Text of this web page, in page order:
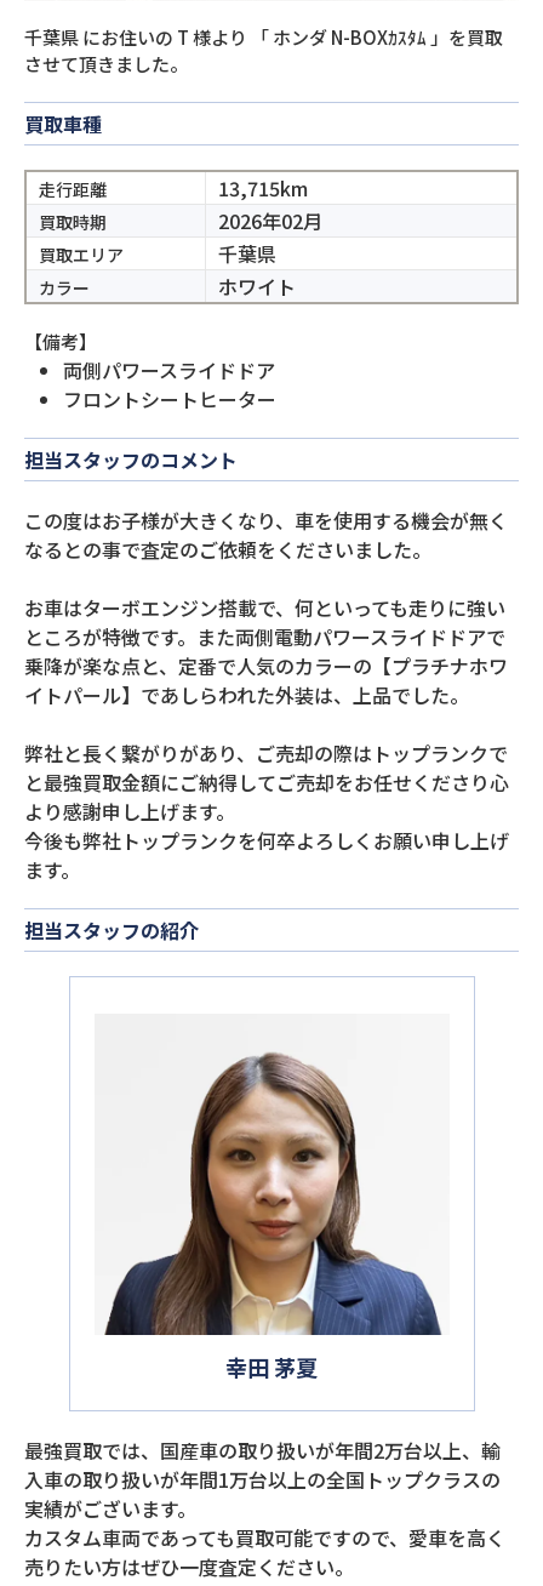
千葉県にお住いの T様より 「ホンダ N-BOXｶｽﾀﾑ 」を買取
させて頂きました。
買取車種
走行距離 13,715km
買取時期 2026年02月
買取エリア 千葉県
カラー ホワイト
【備考】
両側パワースライドドア
フロントシートヒーター
担当スタッフのコメント
この度はお子様が大きくなり、車を使用する機会が無く
なるとの事で査定のご依頼をくださいました。
お車はターボエンジン搭載で、何といっても走りに強い
ところが特徴です。また両側電動パワースライドドアで
乗降が楽な点と、定番で人気のカラーの【プラチナホワ
イトパール】であしらわれた外装は、上品でした。
弊社と長く繋がりがあり、ご売却の際はトップランクで
と最強買取金額にご納得してご売却をお任せくださり心
より感謝申し上げます。
今後も弊社トップランクを何卒よろしくお願い申し上げ
ます。
担当スタッフの紹介
幸田 茅夏
最強買取では、国産車の取り扱いが年間2万台以上、輸
入車の取り扱いが年間1万台以上の全国トップクラスの
実績がございます。
カスタム車両であっても買取可能ですので、愛車を高く
売りたい方はぜひ一度査定ください。